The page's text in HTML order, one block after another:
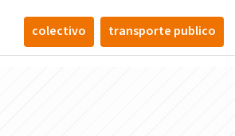
colectivo transporte publico